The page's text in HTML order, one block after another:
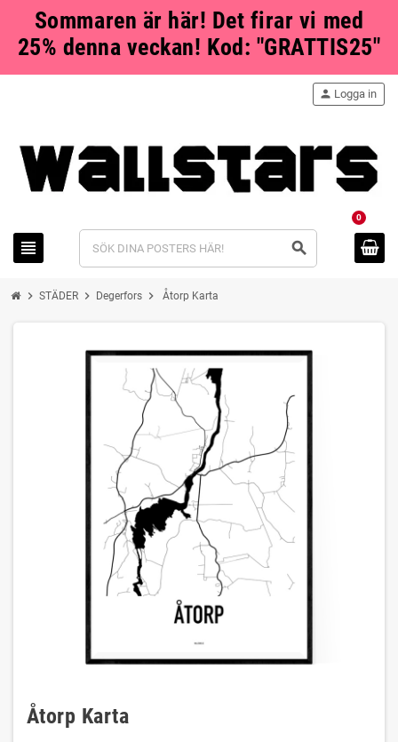
Sommaren är här! Det firar vi med
25% denna veckan! Kod: "GRATTIS25"
view_headline search
person Logga in
0
chevron_right STÄDER chevron_right Degerfors chevron_right Åtorp Karta
Åtorp Karta